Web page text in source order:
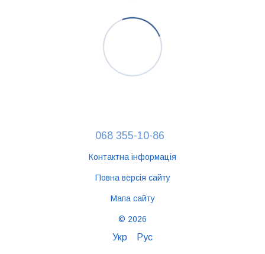
068 355-10-86
Контактна інформація
Повна версія сайту
Мапа сайту
© 2026
Укр Рус